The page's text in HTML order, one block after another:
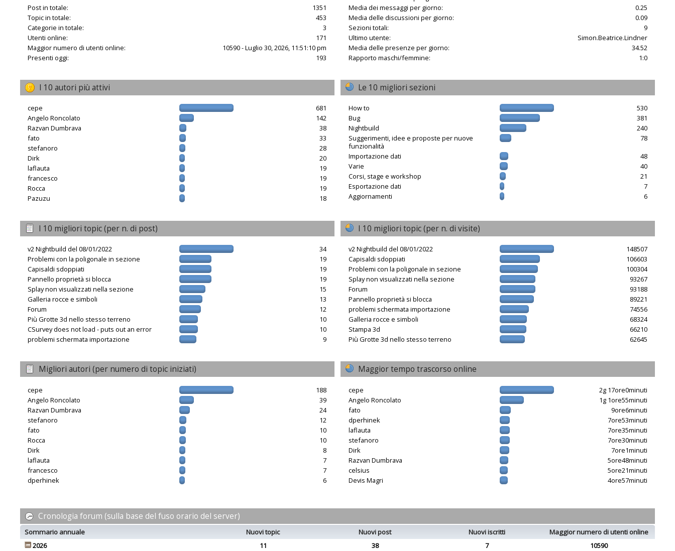
Post in totale:
1351
Topic in totale:
453
Categorie in totale:
3
Utenti online:
171
Maggior numero di utenti online:
10590 - Luglio 30, 2026, 11:51:10 pm
Presenti oggi:
193
Media dei messaggi per giorno:
0.25
Media delle discussioni per giorno:
0.09
Sezioni totali:
9
Ultimo utente:
Simon.Beatrice.Lindner
Media delle presenze per giorno:
34.52
Rapporto maschi/femmine:
1:0
I 10 autori più attivi
cepe
681
Angelo Roncolato
142
Razvan Dumbrava
38
fato
33
stefanoro
28
Dirk
20
laflauta
19
francesco
19
Rocca
19
Pazuzu
18
Le 10 migliori sezioni
How to
530
Bug
381
Nightbuild
240
Suggerimenti, idee e proposte per nuove
funzionalità
78
Importazione dati
48
Varie
40
Corsi, stage e workshop
21
Esportazione dati
7
Aggiornamenti
6
I 10 migliori topic (per n. di post)
v2 Nightbuild del 08/01/2022
34
Problemi con la poligonale in sezione
19
Capisaldi sdoppiati
19
Pannello proprietà si blocca
19
Splay non visualizzati nella sezione
15
Galleria rocce e simboli
13
Forum
12
Più Grotte 3d nello stesso terreno
10
CSurvey does not load - puts out an error
10
problemi schermata importazione
9
I 10 migliori topic (per n. di visite)
v2 Nightbuild del 08/01/2022
148507
Capisaldi sdoppiati
106603
Problemi con la poligonale in sezione
100304
Splay non visualizzati nella sezione
93267
Forum
93188
Pannello proprietà si blocca
89221
problemi schermata importazione
74556
Galleria rocce e simboli
68324
Stampa 3d
66210
Più Grotte 3d nello stesso terreno
62645
Migliori autori (per numero di topic iniziati)
cepe
188
Angelo Roncolato
39
Razvan Dumbrava
24
stefanoro
12
fato
10
Rocca
10
Dirk
8
laflauta
7
francesco
7
dperhinek
6
Maggior tempo trascorso online
cepe
2g 17ore0minuti
Angelo Roncolato
1g 1ore55minuti
fato
9ore6minuti
dperhinek
7ore53minuti
laflauta
7ore35minuti
stefanoro
7ore30minuti
Dirk
7ore1minuti
Razvan Dumbrava
5ore48minuti
celsius
5ore21minuti
Devis Magri
4ore57minuti
Cronologia forum (sulla base del fuso orario del server)
Sommario annuale Nuovi topic Nuovi post Nuovi iscritti
Maggior numero di utenti online
2026
11 38 7
10590